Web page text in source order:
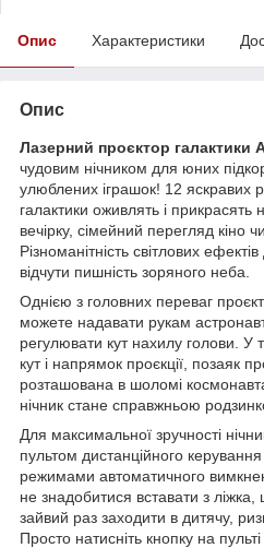
Опис Характеристики
Опис
Лазерний проєктор галактики
чудовим нічником для юних
улюблених іграшок! 12 яскравих
галактики оживлять і прикрасять
вечірку, сімейний перегляд кіно
Різноманітність світлових
відчути пишність зоряного неба.
Однією з головних переваг
можете надавати рукам
регулювати кут нахилу голови. У
кут і напрямок проєкції, позаяк
розташована в шоломі
нічник стане справжньою
Для максимальної зручності
пультом дистанційного
режимами автоматичного
не знадобитися вставати з
зайвий раз заходити в дитячу,
Просто натисніть кнопку на